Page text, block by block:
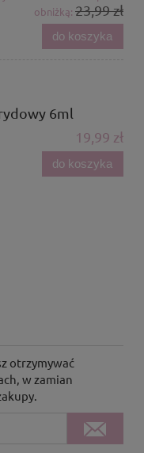
obniżką: 23,99 zł
do koszyka
6ml
19,99 zł
do koszyka
otrzymywać
w zamian